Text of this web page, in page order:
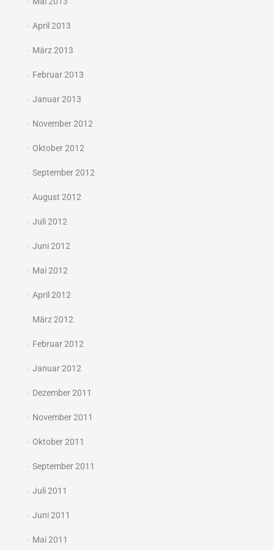
April 2013
März 2013
Februar 2013
Januar 2013
November 2012
Oktober 2012
September 2012
August 2012
Juli 2012
Juni 2012
Mai 2012
April 2012
März 2012
Februar 2012
Januar 2012
Dezember 2011
November 2011
Oktober 2011
September 2011
Juli 2011
Juni 2011
Mai 2011